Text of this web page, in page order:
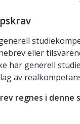
eller
har generell
av
regnes i denne